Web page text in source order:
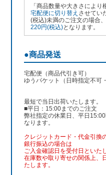
「商品数量や大きさにより
宅配便に切り替え させてい
(税込)未満のご注文の場合
220円(税込)となります。
●商品発送
宅配便（商品代引き可）
ゆうパケット（日時指定不可
最短で当日出荷いたします。
■平日：15:00までのご注文
弊社指定の休業日、平日
なります。
クレジットカード・代金引換
銀行振込の場合は
ご入金確認日を受付日といた
在庫数や取り寄せの関係上、
たします。